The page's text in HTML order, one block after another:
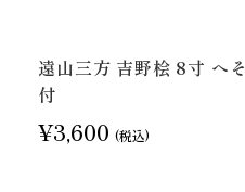
遠山三方 吉野桧 8寸 へそ
付
¥3,600 (税込)